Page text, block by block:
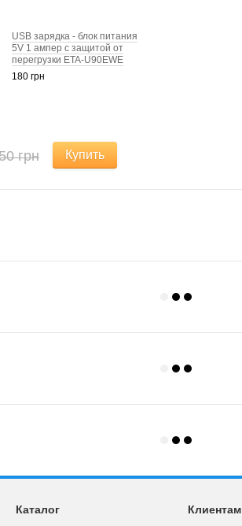
USB зарядка - блок питания
5V 1 ампер с защитой от
перегрузки ETA-U90EWE
180 грн
грн Купить
Каталог Клиентам